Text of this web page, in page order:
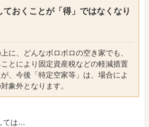
ておくことが「得」ではなくなり
に、どんなボロボロの空き家でも、
とにより固定資産税などの軽減措置
、今後「特定空家等」は、場合によ
象外となります。
ては…